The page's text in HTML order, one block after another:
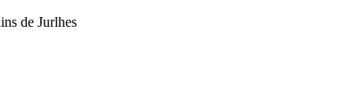
de Jurlhes